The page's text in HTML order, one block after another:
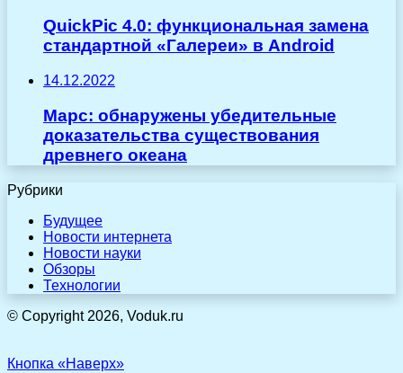
QuickPic 4.0: функциональная замена
стандартной «Галереи» в Android
14.12.2022
Марс: обнаружены убедительные
доказательства существования
древнего океана
Рубрики
Будущее
Новости интернета
Новости науки
Обзоры
Технологии
© Copyright 2026, Voduk.ru
Кнопка «Наверх»